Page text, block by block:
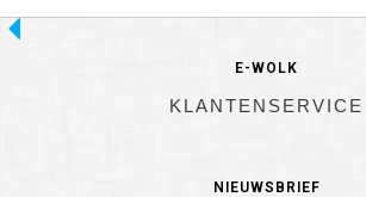
E-WOLK
KLANTENSERVICE
NIEUWSBRIEF